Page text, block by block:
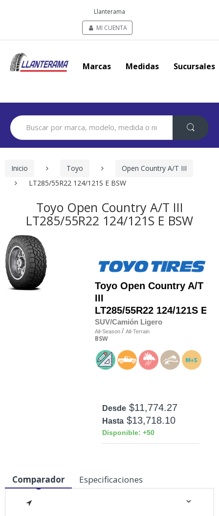
Llanterama
MI CUENTA
Marcas Medidas Sucursales
Search
for:
Inicio Toyo
Open Country A/T III
LT285/55R22 124/121S E BSW
Toyo Open Country A/T III
LT285/55R22 124/121S E BSW
Toyo Open Country A/T
III
LT285/55R22 124/121S E
SUV/Camión Ligero
All-Season / All-Terrain
BSW
Desde $11,774.27
Hasta $13,718.10
Disponible: +50
Medidas
Comparador Especificaciones